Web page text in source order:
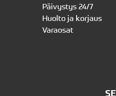
Päivystys 24/7
Huolto ja korjaus
Varaosat